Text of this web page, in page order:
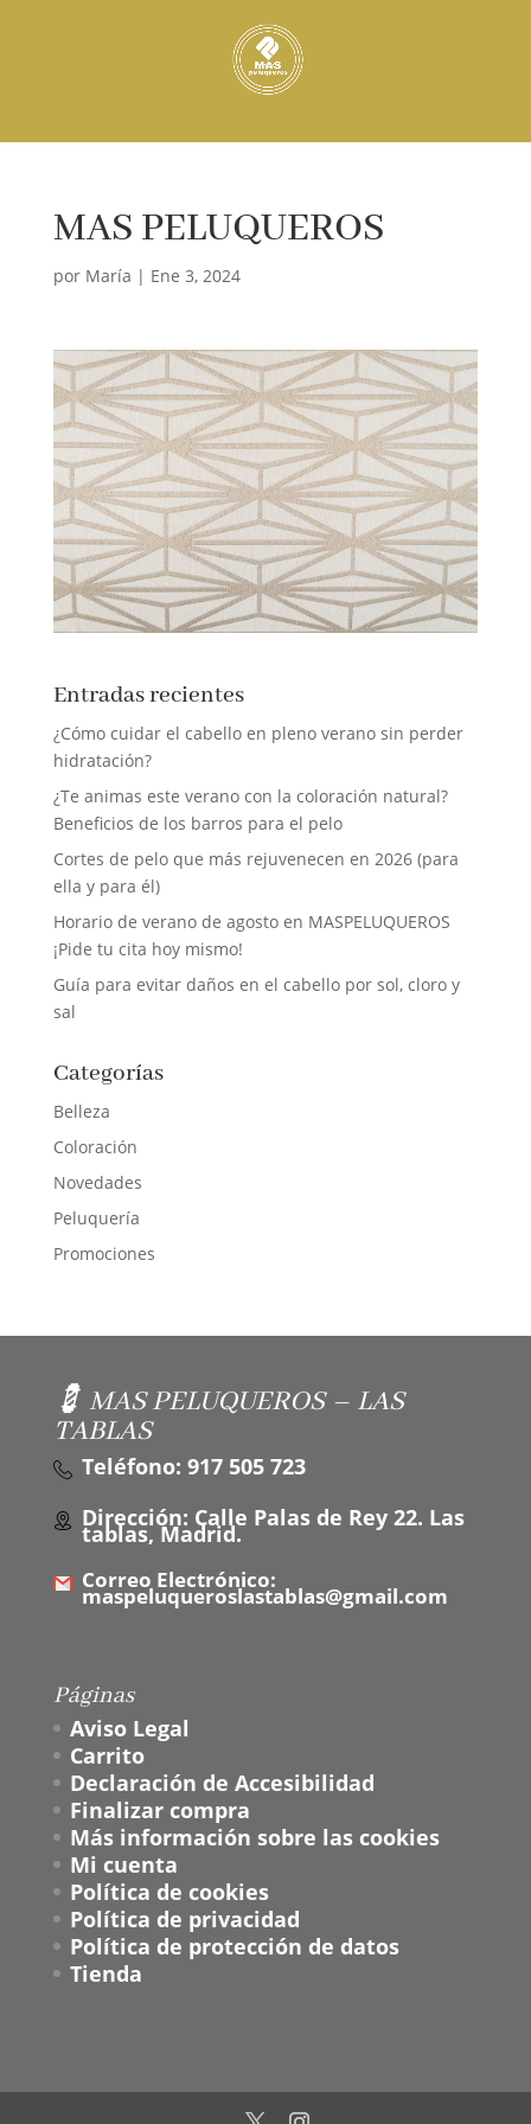
MAS PELUQUEROS
por María | Ene 3, 2024
Entradas recientes
¿Cómo cuidar el cabello en pleno verano sin perder
hidratación?
¿Te animas este verano con la coloración natural?
Beneficios de los barros para el pelo
Cortes de pelo que más rejuvenecen en 2026 (para
ella y para él)
Horario de verano de agosto en MASPELUQUEROS
¡Pide tu cita hoy mismo!
Guía para evitar daños en el cabello por sol, cloro y
sal
Categorías
Belleza
Coloración
Novedades
Peluquería
Promociones
💈 MAS PELUQUEROS – LAS
TABLAS
Teléfono: 917 505 723
Dirección: Calle Palas de Rey 22. Las
tablas, Madrid.
Correo Electrónico:
maspeluqueroslastablas@gmail.com
Páginas
Aviso Legal
Carrito
Declaración de Accesibilidad
Finalizar compra
Más información sobre las cookies
Mi cuenta
Política de cookies
Política de privacidad
Política de protección de datos
Tienda